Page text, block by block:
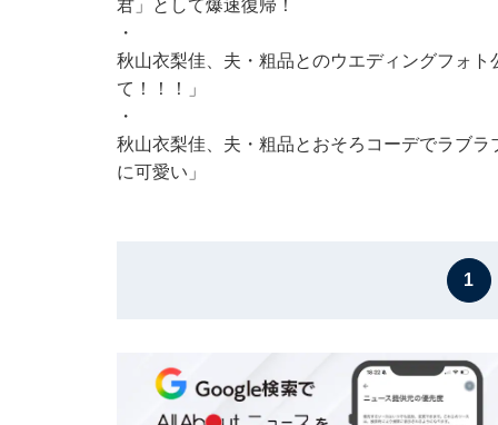
君」として爆速復帰！
・
秋山衣梨佳、夫・粗品とのウエディングフォ
て！！！」
・
秋山衣梨佳、夫・粗品とおそろコーデでラブ
に可愛い」
1